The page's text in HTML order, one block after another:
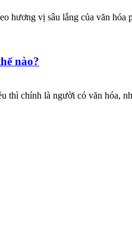
hương vị sâu lắng của văn hóa
nào?
thì chính là người có văn hóa,